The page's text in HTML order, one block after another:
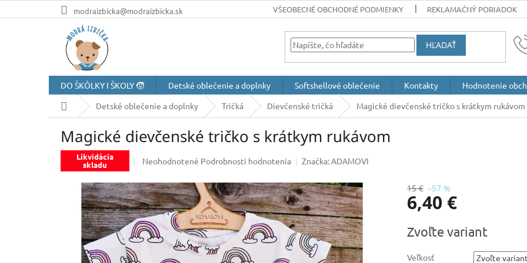
na
modraizbicka@modraizbicka.sk VŠEOBECNÉ OBCHODNÉ PODMIENKY REKLAMAČNÝ PORIADOK
HĽADAŤ
DO ŠKÔLKY I ŠKOLY 🧒 Detské oblečenie a doplnky Softshellové oblečenie Kontakty Hodnotenie
DomovDetské oblečenie a doplnky Tričká Dievčenské tričká Magické dievčenské tričko s krátkym rukávom
Magické dievčenské tričko s krátkym rukávom
Likvidácia
skladu
Priemerné
produktu
je
0,0
z
5
hviezdičiek.
Neohodnotené Podrobnosti hodnotenia Značka:ADAMOVI
15 € –57 %
6,40 €
cena:
Zvoľte variant
Veľkosť